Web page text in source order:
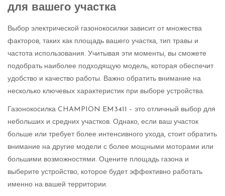
для вашего участка
Выбор электрической газонокосилки зависит от множества
факторов, таких как площадь вашего участка, тип травы и
частота использования. Учитывая эти моменты, вы сможете
подобрать наиболее подходящую модель, которая обеспечит
удобство и качество работы. Важно обратить внимание на
несколько ключевых характеристик при выборе устройства.
Газонокосилка CHAMPION EM3411 – это отличный выбор для
небольших и средних участков. Однако, если ваш участок
больше или требует более интенсивного ухода, стоит обратить
внимание на другие модели с более мощными моторами или
большими возможностями. Оцените площадь газона и
выберите устройство, которое будет эффективно работать
именно на вашей территории.